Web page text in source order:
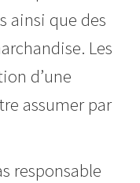
ainsi que des
Les
d’une
assumer par
responsable